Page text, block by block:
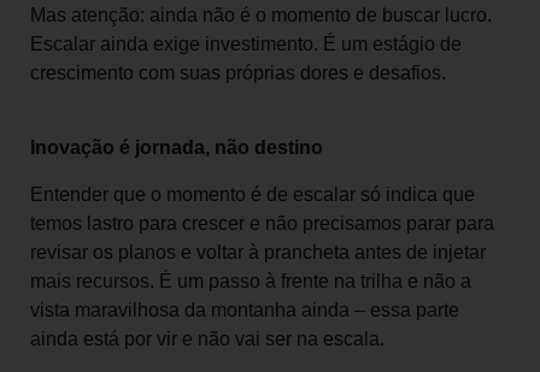
Mas atenção: ainda não é o momento de buscar lucro.
Escalar ainda exige investimento. É um estágio de
crescimento com suas próprias dores e desafios.
Inovação é jornada, não destino
Entender que o momento é de escalar só indica que
temos lastro para crescer e não precisamos parar para
revisar os planos e voltar à prancheta antes de injetar
mais recursos. É um passo à frente na trilha e não a
vista maravilhosa da montanha ainda – essa parte
ainda está por vir e não vai ser na escala.